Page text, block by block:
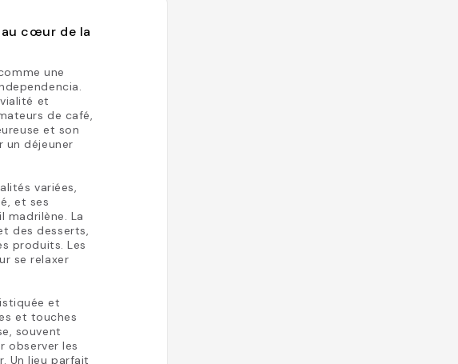
cœur de la
une
et
de café,
et son
un déjeuner
variées,
et ses
La
des desserts,
produits. Les
se relaxer
et
et touches
souvent
observer les
Un lieu parfait